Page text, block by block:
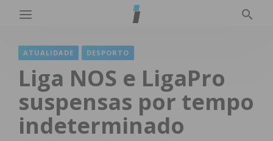
ATUALIDADE DESPORTO
Liga NOS e LigaPro
suspensas por tempo
indeterminado